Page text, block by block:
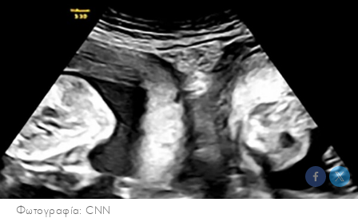
Φωτογραφία: CNN